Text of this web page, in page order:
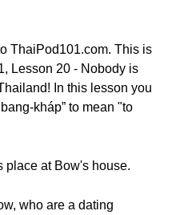
ThaiPod101.com. This is
Lesson 20 - Nobody is
In this lesson you
kháp” to mean "to
place at Bow's house.
who are a dating